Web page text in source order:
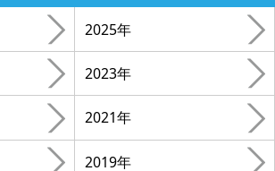
2025年
2023年
2021年
2019年